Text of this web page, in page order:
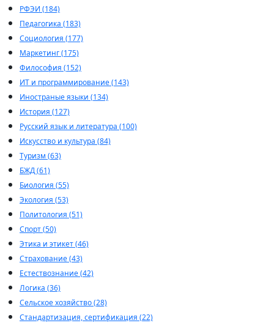
РФЭИ (184)
Педагогика (183)
Социология (177)
Маркетинг (175)
Философия (152)
ИТ и программирование (143)
Иностраные языки (134)
История (127)
Русский язык и литература (100)
Искусство и культура (84)
Туризм (63)
БЖД (61)
Биология (55)
Экология (53)
Политология (51)
Спорт (50)
Этика и этикет (46)
Страхование (43)
Естествознание (42)
Логика (36)
Сельское хозяйство (28)
Стандартизация, сертификация (22)